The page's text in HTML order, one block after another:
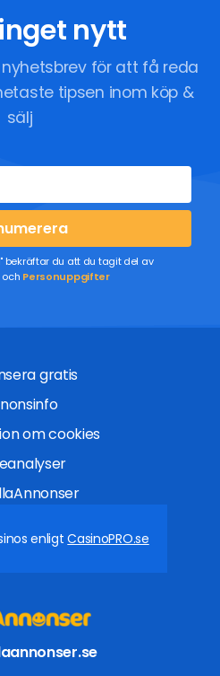
nytt
för att få reda
tipsen inom köp &
sälj
bekräftar du att du tagit del av
och Personuppgifter
gratis
om cookies
enligtCasinoPRO.se